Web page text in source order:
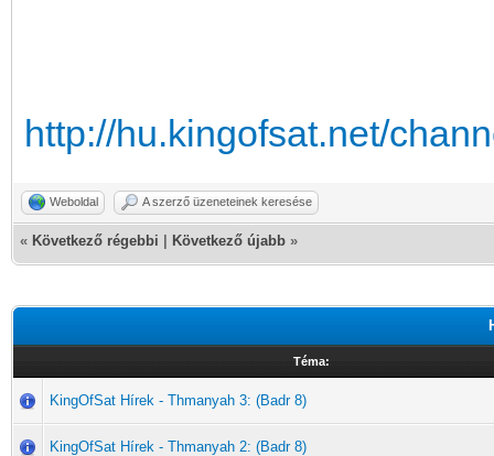
http://hu.kingofsat.net/
Weboldal A szerző üzeneteinek keresése
« Következő régebbi Következő újabb »
Téma:
KingOfSat Hírek - Thmanyah 3: (Badr 8)
KingOfSat Hírek - Thmanyah 2: (Badr 8)